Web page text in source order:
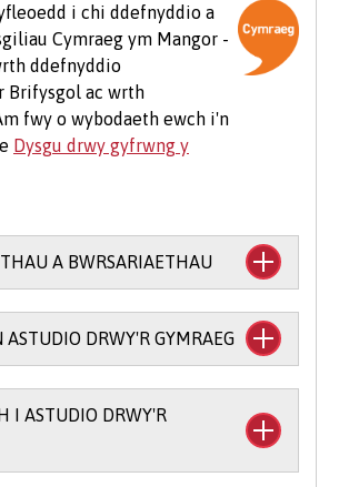
costau ychwanegol cyffredin sy'n
i fyfyrwyr ar bob cwrs, er
yn mynychu eich
bydd cost am logi gŵn (£25-
docynnau gwestai ychwanegol
i chi ddefnyddio a
Cymraeg ym Mangor -
ddefnyddio
Brifysgol ac wrth
fwy o wybodaeth ewch i'n
Dysgu drwy gyfrwng y
A BWRSARIAETHAU
ariannol ar gael i astudio
y Gymraeg:
y Coleg Cymraeg
(mae gofyn i chi sefyll
Ysgoloriaeth Mynediad Bangor) -
ASTUDIO DRWY'R GYMRAEG
a bwrsariaethau ar
astudio rhan o’ch cwrs drwy’r
I ASTUDIO DRWY'R